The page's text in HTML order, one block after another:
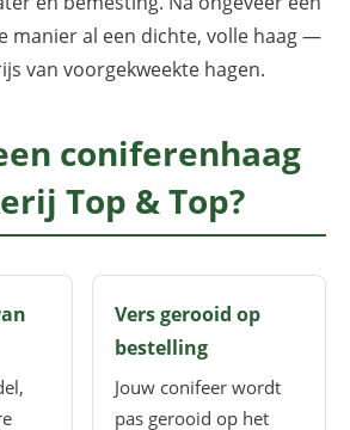
manier al een dichte, volle haag —
van voorgekweekte hagen.
coniferenhaag
Top & Top?
Vers gerooid op
bestelling
Jouw conifeer wordt
pas gerooid op het